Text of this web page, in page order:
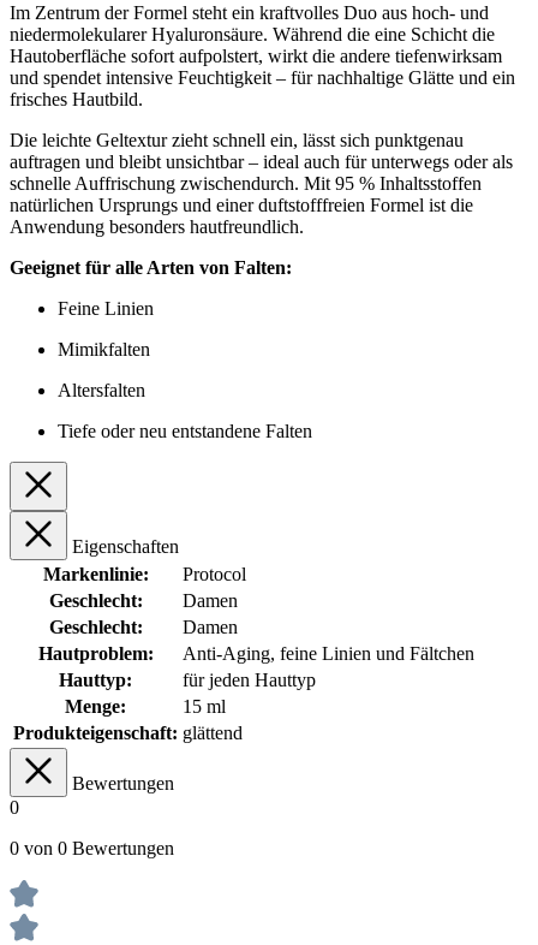
Im Zentrum der Formel steht ein kraftvolles Duo aus hoch- und
niedermolekularer Hyaluronsäure. Während die eine Schicht die
Hautoberfläche sofort aufpolstert, wirkt die andere tiefenwirksam
und spendet intensive Feuchtigkeit – für nachhaltige Glätte und ein
frisches Hautbild.
Die leichte Geltextur zieht schnell ein, lässt sich punktgenau
auftragen und bleibt unsichtbar – ideal auch für unterwegs oder als
schnelle Auffrischung zwischendurch. Mit 95 % Inhaltsstoffen
natürlichen Ursprungs und einer duftstofffreien Formel ist die
Anwendung besonders hautfreundlich.
Geeignet für alle Arten von Falten:
Feine Linien
Mimikfalten
Altersfalten
Tiefe oder neu entstandene Falten
Eigenschaften
Markenlinie:
Protocol
Geschlecht:
Damen
Geschlecht:
Damen
Hautproblem:
Anti-Aging, feine Linien und Fältchen
Hauttyp:
für jeden Hauttyp
Menge:
15 ml
Produkteigenschaft: glättend
Bewertungen
0
0 von 0 Bewertungen